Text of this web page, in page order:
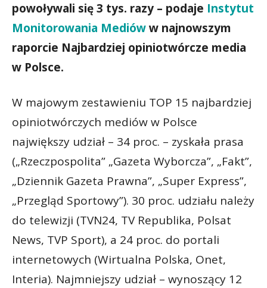
powoływali się 3 tys. razy – podaje Instytut
Monitorowania Medióww najnowszym
raporcie Najbardziej opiniotwórcze media
w Polsce.
W majowym zestawieniu TOP 15 najbardziej
opiniotwórczych mediów w Polsce
największy udział – 34 proc. – zyskała prasa
(„Rzeczpospolita” „Gazeta Wyborcza”, „Fakt”,
„Dziennik Gazeta Prawna”, „Super Express”,
„Przegląd Sportowy”). 30 proc. udziału należy
do telewizji (TVN24, TV Republika, Polsat
News, TVP Sport), a 24 proc. do portali
internetowych (Wirtualna Polska, Onet,
Interia). Najmniejszy udział – wynoszący 12